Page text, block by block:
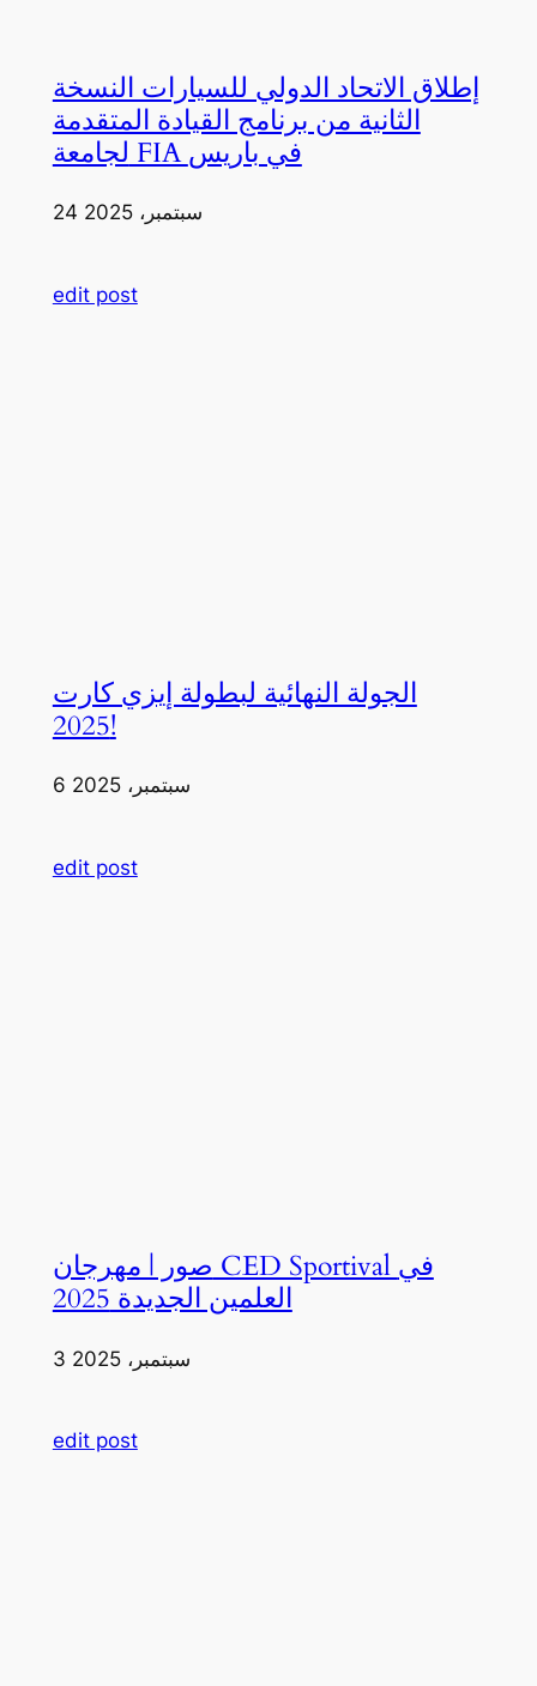
إطلاق الاتحاد الدولي للسيارات النسخة
الثانية من برنامج القيادة المتقدمة
لجامعة FIA في باريس
24 سبتمبر، 2025
edit post
الجولة النهائية لبطولة إيزي كارت
2025!
6 سبتمبر، 2025
edit post
صور | مهرجان CED Sportival في
العلمين الجديدة 2025
3 سبتمبر، 2025
edit post